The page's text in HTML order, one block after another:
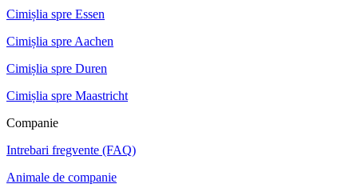
Cimișlia spre Essen
Cimișlia spre Aachen
Cimișlia spre Duren
Cimișlia spre Maastricht
Companie
Intrebari fregvente (FAQ)
Animale de companie